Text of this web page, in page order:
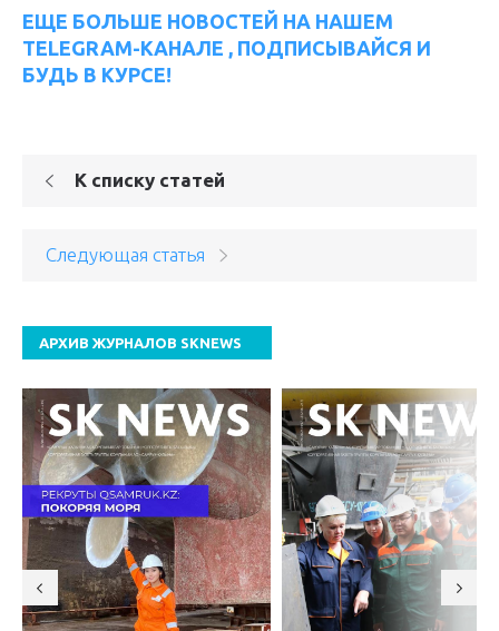
ЕЩЕ БОЛЬШЕ НОВОСТЕЙ НА НАШЕМ
TELEGRAM-КАНАЛЕ , ПОДПИСЫВАЙСЯ И
БУДЬ В КУРСЕ!
К списку статей
Следующая статья
АРХИВ ЖУРНАЛОВ SKNEWS